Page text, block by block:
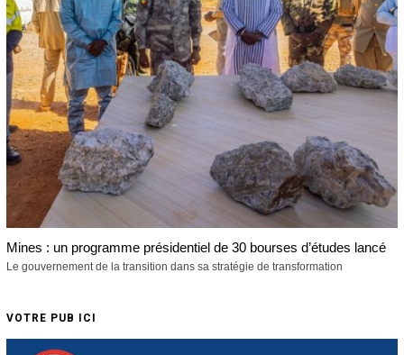
Mines : un programme présidentiel de 30 bourses d’études lancé
Le gouvernement de la transition dans sa stratégie de transformation
VOTRE PUB ICI